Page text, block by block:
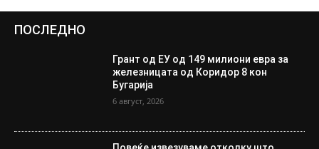
ПОСЛЕДНО
Грант од ЕУ од 149 милиони евра за
железницата од Коридор 8 кон
Бугарија
6 август, 2026